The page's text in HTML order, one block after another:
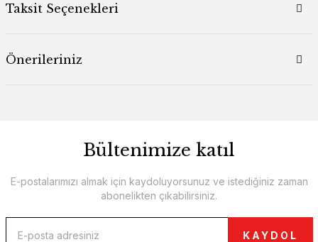
Taksit Seçenekleri
Önerileriniz
Bültenimize katıl
E-postalarımızı almak için kaydoluyorsunuz ve istediğiniz zaman
abonelikten çıkabilirsiniz.
KAYDOL